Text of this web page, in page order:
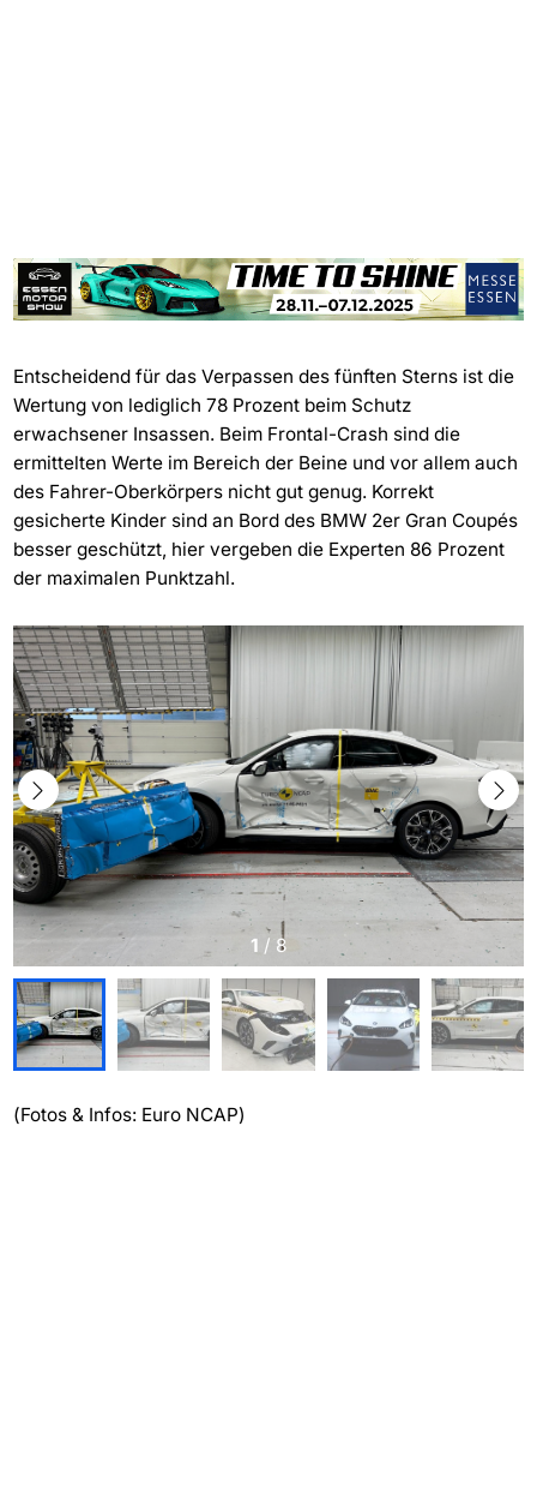
Entscheidend für das Verpassen des fünften Sterns ist die
Wertung von lediglich 78 Prozent beim Schutz
erwachsener Insassen. Beim Frontal-Crash sind die
ermittelten Werte im Bereich der Beine und vor allem auch
des Fahrer-Oberkörpers nicht gut genug. Korrekt
gesicherte Kinder sind an Bord des BMW 2er Gran Coupés
besser geschützt, hier vergeben die Experten 86 Prozent
der maximalen Punktzahl.
1 / 8
(Fotos & Infos: Euro NCAP)